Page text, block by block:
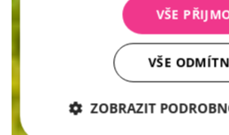
VŠE
VŠE
ZOBRAZIT